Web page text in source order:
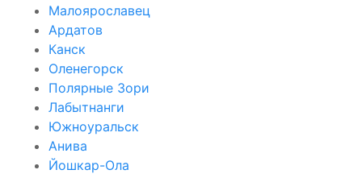
Малоярославец
Ардатов
Канск
Оленегорск
Полярные Зори
Лабытнанги
Южноуральск
Анива
Йошкар-Ола